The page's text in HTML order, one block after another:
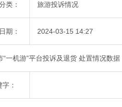
类： 旅游投诉情况
期： 2024-03-15 14:27
一机游”平台投诉及退货 处置情况数据
：